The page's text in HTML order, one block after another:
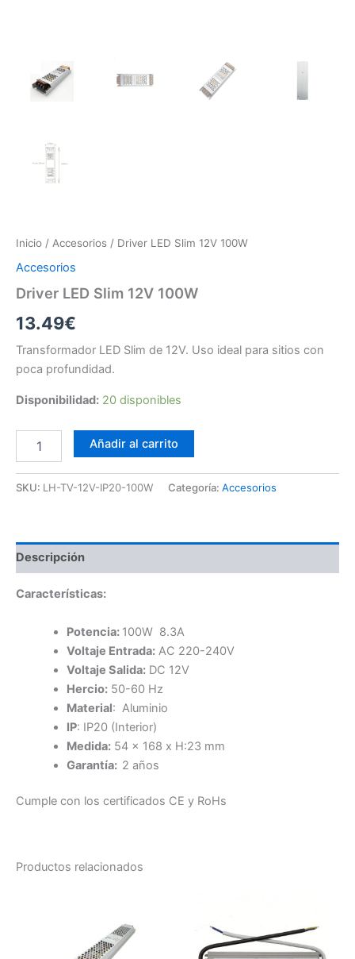
Inicio / Accesorios / Driver LED Slim 12V 100W
Accesorios
Driver LED Slim 12V 100W
13.49€
Transformador LED Slim de 12V. Uso ideal para sitios con
poca profundidad.
Disponibilidad: 20 disponibles
12V
Añadir al carrito
SKU: LH-TV-12V-IP20-100W Categoría: Accesorios
Descripción
Características:
Potencia: 100W 8.3A
Voltaje Entrada:AC 220-240V
Voltaje Salida:DC 12V
Hercio:50-60 Hz
Material: Aluminio
IP: IP20 (Interior)
Medida:54 x 168 x H:23 mm
Garantía: 2 años
Cumple con los certificados CE y RoHs
Productos relacionados